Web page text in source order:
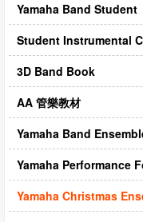
CD‧DVD
禮品專區
出版社
日本樂譜
音樂繪本・故事
114年全國音樂比賽指定曲
中國民樂
Yamaha Band Student
Student Instrumental
3D Band Book
AA 管樂教材
Yamaha Band
Yamaha Performance
Yamaha Christmas